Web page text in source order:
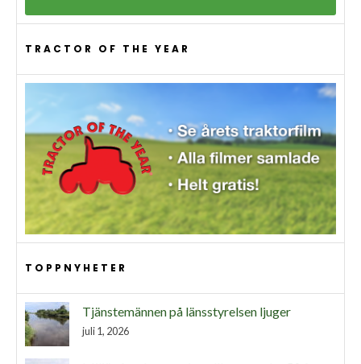
TRACTOR OF THE YEAR
TOPPNYHETER
Tjänstemännen på länsstyrelsen ljuger
juli 1, 2026